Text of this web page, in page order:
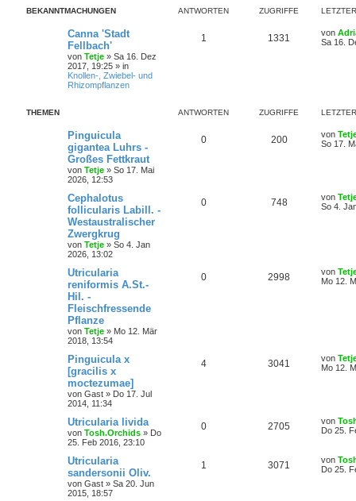
BEKANNTMACHUNGEN ANTWORTEN ZUGRIFFE
Canna 'Stadt
Fellbach'
von Tetje » Sa 16. Dez
2017, 19:25 » in
Knollen-, Zwiebel- und
Rhizompflanzen
1 1331 von
Sa 16.
THEMEN ANTWORTEN ZUGRIFFE
Pinguicula
gigantea Luhrs -
Großes Fettkraut
von Tetje » So 17. Mai
2026, 12:53
0 200 von
So 17.
Cephalotus
follicularis Labill. -
Westaustralischer
Zwergkrug
von Tetje » So 4. Jan
2026, 13:02
0 748 von
So 4.
Utricularia
reniformis A.St.-
Hil. -
Fleischfressende
Pflanze
von Tetje » Mo 12. Mär
2018, 13:54
0 2998 von
Mo 12.
Pinguicula x
[gracilis x
moctezumae]
von Gast » Do 17. Jul
2014, 11:34
4 3041 von
Mo 12.
Utricularia livida
von Tosh.Orchids » Do
25. Feb 2016, 23:10
0 2705 von
Do 25.
Utricularia
sandersonii Oliv.
von Gast » Sa 20. Jun
2015, 18:57
1 3071 von
Do 25.